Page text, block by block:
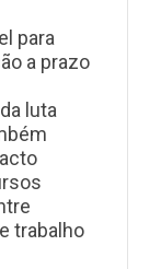
para
a prazo
luta
trabalho